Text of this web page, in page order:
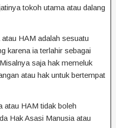
tokoh utama atau dalang
HAM adalah sesuatu
karena ia terlahir sebagai
saja hak memeluk
atau hak untuk bertempat
atau HAM tidak boleh
Hak Asasi Manusia atau